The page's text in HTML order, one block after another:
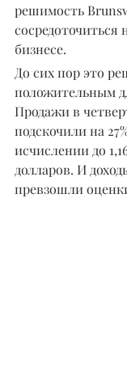
решимость
сосредоточиться
бизнесе.
До сих пор это
положительным
Продажи в
подскочили на
исчислении до
долларов. И
превзошли